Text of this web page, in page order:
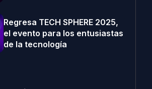
Regresa TECH SPHERE 2025,
el evento para los entusiastas
de la tecnología